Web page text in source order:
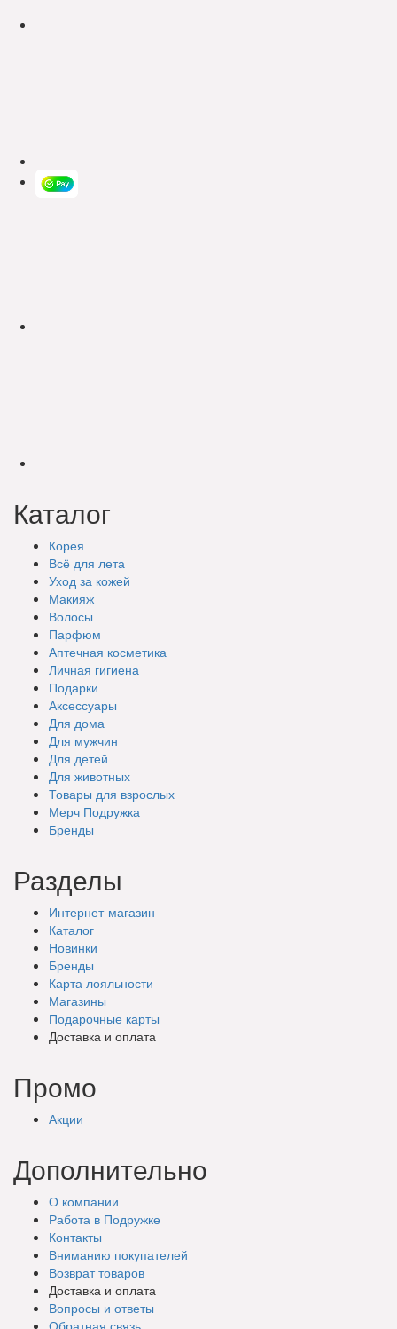
Каталог
Корея
Всё для лета
Уход за кожей
Макияж
Волосы
Парфюм
Аптечная косметика
Личная гигиена
Подарки
Аксессуары
Для дома
Для мужчин
Для детей
Для животных
Товары для взрослых
Мерч Подружка
Бренды
Разделы
Интернет-магазин
Каталог
Новинки
Бренды
Карта лояльности
Магазины
Подарочные карты
Доставка и оплата
Промо
Акции
Дополнительно
О компании
Работа в Подружке
Контакты
Вниманию покупателей
Возврат товаров
Доставка и оплата
Вопросы и ответы
Обратная связь